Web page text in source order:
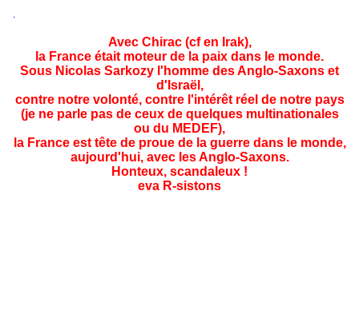
.
Avec Chirac (cf en Irak),
la France était moteur de la paix dans le monde.
Sous Nicolas Sarkozy l'homme des Anglo-Saxons et
d'Israël,
contre notre volonté, contre l'intérêt réel de notre pays
(je ne parle pas de ceux de quelques multinationales
ou du MEDEF),
la France est tête de proue de la guerre dans le monde,
aujourd'hui, avec les Anglo-Saxons.
Honteux, scandaleux !
eva R-sistons